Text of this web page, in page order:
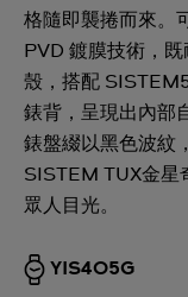
格隨即襲捲而來。
PVD 鍍膜技術，
殼，搭配
錶背，呈現出內部
錶盤綴以黑色波紋
SISTEM TUX金星
眾人目光。
YIS405G